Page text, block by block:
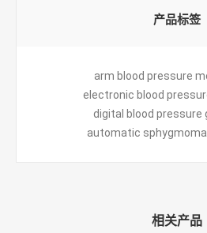
产品标签
arm blood pressure
electronic blood
digital blood pressure
automatic
相关产品